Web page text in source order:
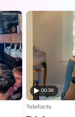
00:36
Telefacts